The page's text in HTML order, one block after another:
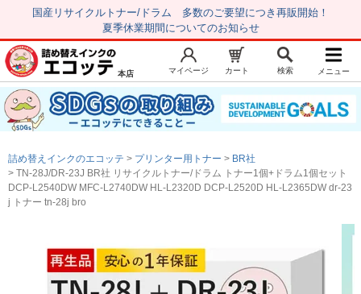
国産リサイクルトナー/ドラム 多数のご要望につき再販開始！
夏季休業期間についてのお知らせ
新規会員登録 マイページ
トップページ お気に入り
注文履歴 レビュー履歴
はじめての方へ
初心者用セット
キャノンインク
本店 マイページ カート 検索 メニュー
詰め替えインクのエコッテ プリンター用トナー
BR社
TN-28J/DR-23J BR社 リサイクルトナー/ドラム トナー1個+ドラム1個セット
DCP-L2540DW MFC-L2740DW HL-L2320D DCP-L2520D HL-L2365DW dr-23
j トナー tn-28j bro